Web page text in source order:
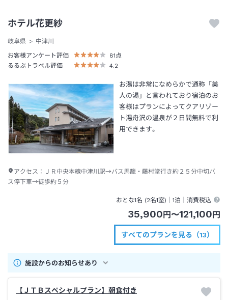
ホテル花更紗
岐阜県
中津川
お客様アンケート評価
81 点
るるぶトラベル評価
4.2
お湯は非常になめらかで通称「美
人の湯」と言われており宿泊のお
客様はプランによってクアリゾー
ト湯舟沢の温泉が２日間無料で利
用できます。
アクセス： ＪＲ中央本線中津川駅→バス馬籠・藤村堂行き約２５分中切バ
ス停下車→徒歩約５分
おとな1名 (2名1室)｜1泊 ｜消費税込
35,900 円 〜121,100 円
すべてのプランを見る（13）
施設からのお知らせあり
【ＪＴＢスペシャルプラン】朝食付き